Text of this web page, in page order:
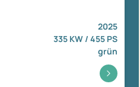
2025
335 KW / 455 PS
grün